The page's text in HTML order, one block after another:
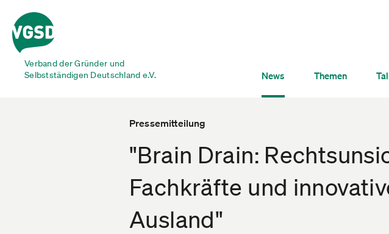
Verband der Gründer und
Selbstständigen Deutschland e.V.
News Themen
Pressemitteilung
"Brain Drain:
Fachkräfte und
Ausland"